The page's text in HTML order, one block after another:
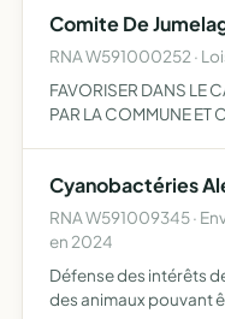
eur…
Comite De
RNA W591000252 ·
FAVORISER DANS LE
PAR LA COMMUNE ET
Cyanobactéries
RNA W591009345 ·
en 2024
Défense des intérêts
des animaux pouvant